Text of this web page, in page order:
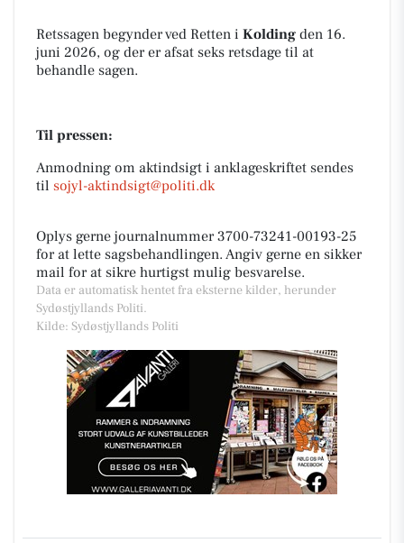
Retssagen begynder ved Retten i Kolding den 16.
juni 2026, og der er afsat seks retsdage til at
behandle sagen.
Til pressen:
Anmodning om aktindsigt i anklageskriftet sendes
til sojyl-aktindsigt@politi.dk
Oplys gerne journalnummer 3700-73241-00193-25
for at lette sagsbehandlingen. Angiv gerne en sikker
mail for at sikre hurtigst mulig besvarelse.
Data er automatisk hentet fra eksterne kilder, herunder
Sydøstjyllands Politi.
Kilde: Sydøstjyllands Politi